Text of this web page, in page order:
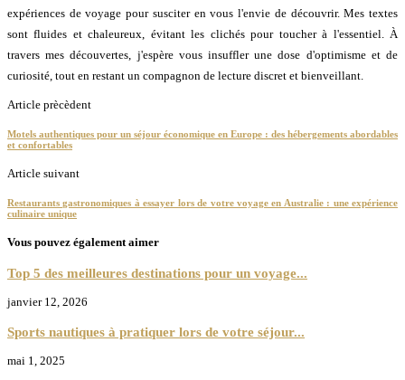
expériences de voyage pour susciter en vous l'envie de découvrir. Mes textes
sont fluides et chaleureux, évitant les clichés pour toucher à l'essentiel. À
travers mes découvertes, j'espère vous insuffler une dose d'optimisme et de
curiosité, tout en restant un compagnon de lecture discret et bienveillant.
Article prècèdent
Motels authentiques pour un séjour économique en Europe : des hébergements abordables
et confortables
Article suivant
Restaurants gastronomiques à essayer lors de votre voyage en Australie : une expérience
culinaire unique
Vous pouvez également aimer
Top 5 des meilleures destinations pour un voyage...
janvier 12, 2026
Sports nautiques à pratiquer lors de votre séjour...
mai 1, 2025